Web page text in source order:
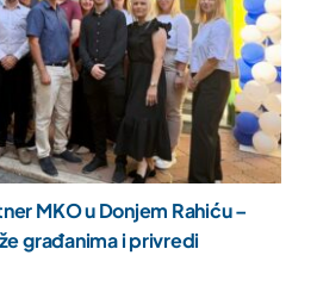
MKO u Donjem Rahiću –
građanima i privredi